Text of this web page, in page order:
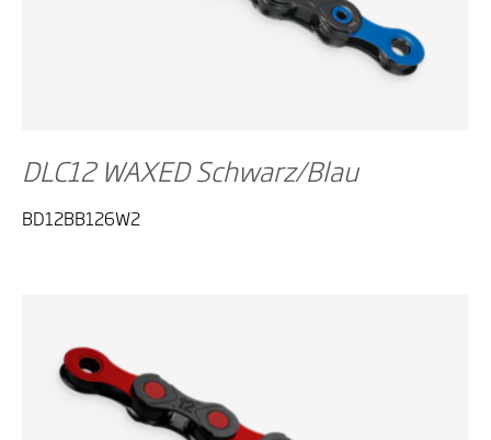
DLC12 WAXED Schwarz/Blau
BD12BB126W2